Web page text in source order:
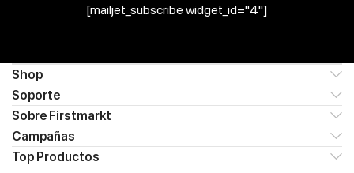
[mailjet_subscribe widget_id="4"]
Shop
Soporte
Sobre Firstmarkt
Campañas
Top Productos